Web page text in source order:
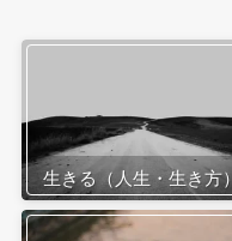
生きる（人生・生き方）